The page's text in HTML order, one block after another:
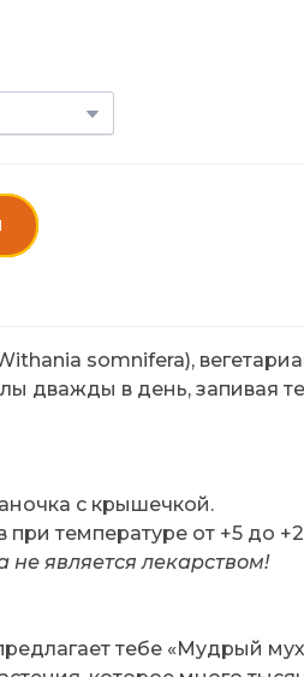
somnifera),
дважды в день, запивая
с крышечкой.
при температуре от +5 до
является лекарством!
тебе «Мудрый